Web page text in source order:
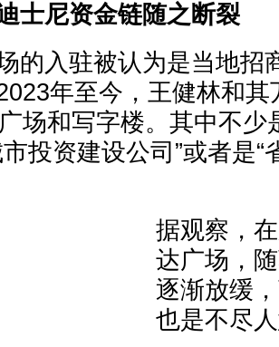
士尼资金链随之断裂
的入驻被认为是当地招
年至今，王健林和
场和写字楼。其中不少
投资建设公司”或者是“
据观察，
达广场，
逐渐放缓
也是不尽